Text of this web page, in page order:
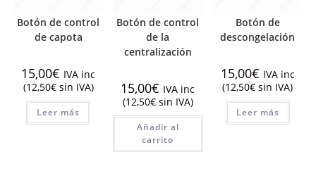
Botón de control
de capota
15,00€ IVA inc
(12,50€sin IVA)
Leer más
Botón de control
de la
centralización
15,00€ IVA inc
(12,50€sin IVA)
Añadir al
carrito
Botón de
descongelación
15,00€ IVA inc
(12,50€ sin IVA)
Leer más